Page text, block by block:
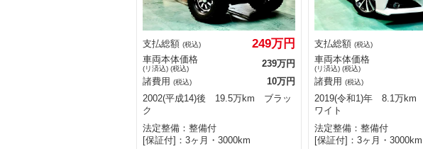
支払総額 (税込) 249万円
車両本体価格
(リ済込) (税込)
239万円
諸費用 (税込)
10万円
2002(平成14)後 19.5万km ブラッ
ク
法定整備：整備付
[保証付]：3ヶ月・3000km
支払総額 (税込)
車両本体価格
(リ済込) (税込)
諸費用 (税込)
2019(令和1)年 8.1万km
ワイト
法定整備：整備付
[保証付]：3ヶ月・3000km